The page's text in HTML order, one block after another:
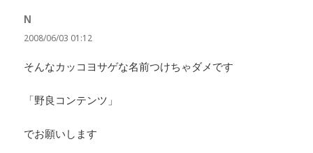
N
り:
2008/06/03 01:12
そんなカッコヨサゲな名前つけちゃダメです
「野良コンテンツ」
でお願いします